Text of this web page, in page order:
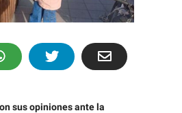
sus opiniones ante la